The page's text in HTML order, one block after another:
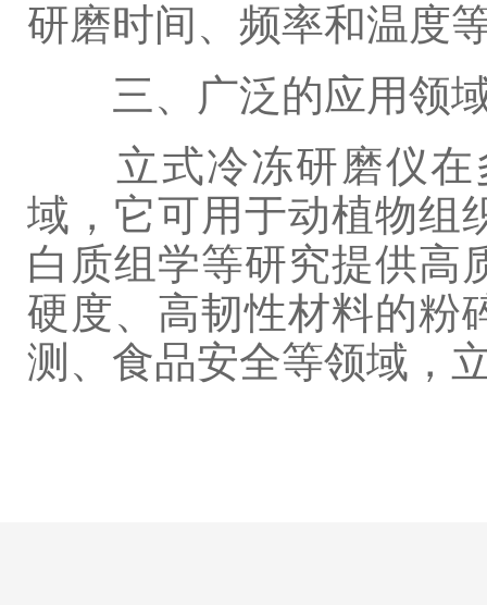
研磨时间、频率和温度
三、广泛的应用领
立式冷冻研磨仪在
域，它可用于动植物组
白质组学等研究提供高
硬度、高韧性材料的粉
测、食品安全等领域，